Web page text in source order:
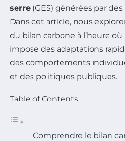
serre (GES) générées par
Dans cet article, nous
du bilan carbone à l’heure
impose des adaptations
des comportements
et des politiques publiques.
Table of Contents
Comprendre le bilan